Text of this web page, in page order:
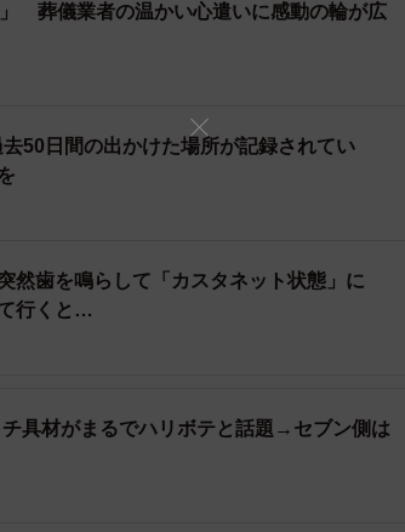
「郵便局［ｅお届け通知］」から受取人に
が難しい場合は、ＬＩＮＥで変更すること
用者の声に応えるかたちで導入したとい
憶はなかったから、突然のメッセージにつ
欺を疑ってせっかくのメッセージを削除し
ッセージはどのように送っているのだろう
」 葬儀業者の温かい心遣いに感動の輪が広
50日間の出かけた場所が記録されてい
然歯を鳴らして「カスタネット状態」に
行くと…
具材がまるでハリボテと話題→セブン側は